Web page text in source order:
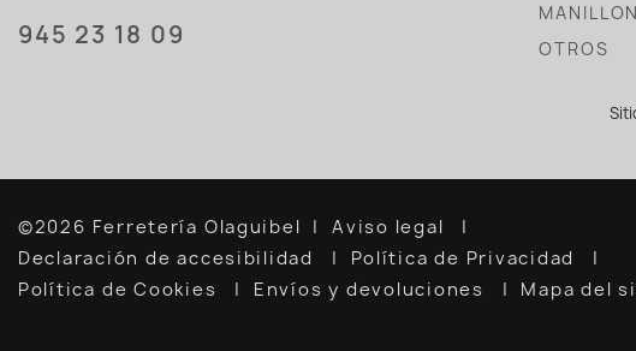
945 23 18 09
OTROS
©2026 Ferretería Olaguibel
Aviso legal
Declaración de accesibilidad
Política de Privacidad
Política de Cookies
Envíos y devoluciones Mapa del